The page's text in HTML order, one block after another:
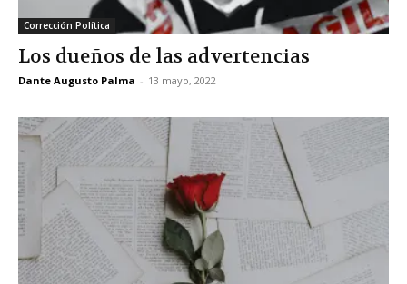
Corrección Política
Los dueños de las advertencias
Dante Augusto Palma - 13 mayo, 2022